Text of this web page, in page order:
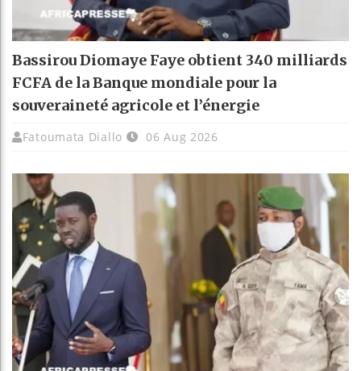
Bassirou Diomaye Faye obtient 340 milliards
FCFA de la Banque mondiale pour la
souveraineté agricole et l’énergie
Fatoumata Diallo 06 Aug 2026